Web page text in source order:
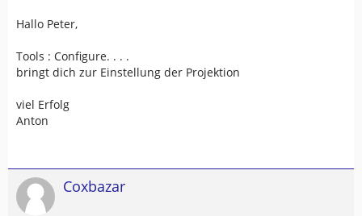
Hallo Peter,
Tools : Configure. . . .
bringt dich zur Einstellung der Projektion
viel Erfolg
Anton
Coxbazar